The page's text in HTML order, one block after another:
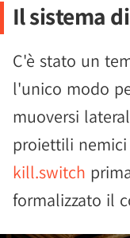
Il sistema
C'è stato un
l'unico modo
muoversi
proiettili nemici
kill.switch
formalizzato il